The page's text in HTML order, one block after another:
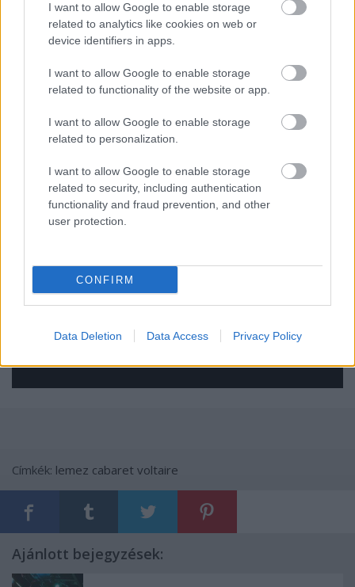
I want to allow Google to enable storage
related to analytics like cookies on web or
device identifiers in apps.
I want to allow Google to enable storage
related to functionality of the website or app.
I want to allow Google to enable storage
related to personalization.
I want to allow Google to enable storage
related to security, including authentication
functionality and fraud prevention, and other
user protection.
CONFIRM
Data Deletion Data Access Privacy Policy
07. Vasto
08. What's Goin' On
Címkék: lemez cabaret voltaire
Ajánlott bejegyzések: